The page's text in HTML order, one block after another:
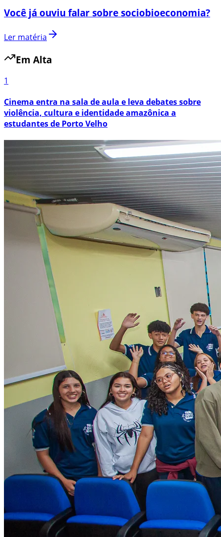
Você já ouviu falar sobre sociobioeconomia?
Ler matéria
Em Alta
1
Cinema entra na sala de aula e leva debates sobre
violência, cultura e identidade amazônica a
estudantes de Porto Velho